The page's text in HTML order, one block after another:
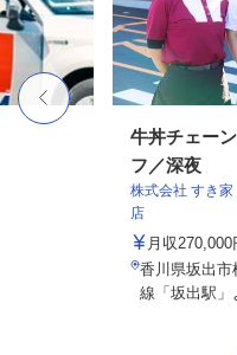
牛丼チェー
フ／深夜
株式会社 すき
店
月収270,000
香川県坂出市
線「坂出駅」